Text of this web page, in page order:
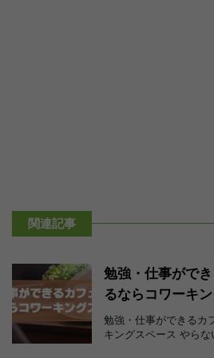
関連記事
勉強・仕事がで
るならコワーキ
勉強・仕事ができるカ
キングスペース やらな